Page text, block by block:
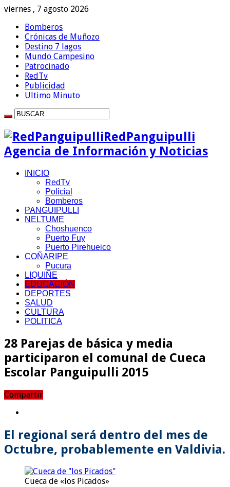
viernes , 7 agosto 2026
Bomberos
Crónicas de Muñozo
Destino 7 lagos
Mundo Campesino
Patrocinado
RedTv
Publicidad
Ultimo Minuto
RedPanguipulli
Agencia de Información y Noticias
INICIO
RedTv
Policial
Bomberos
PANGUIPULLI
NELTUME
Choshuenco
Puerto Fuy
Puerto Pirehueico
COÑARIPE
Pucura
LIQUIÑE
EDUCACIÓN
DEPORTES
SALUD
CULTURA
POLITICA
28 Parejas de básica y media
participaron el comunal de Cueca
Escolar Panguipulli 2015
Compartir
El regional será dentro del mes de
Octubre, probablemente en Valdivia.
Cueca de «los Picados»